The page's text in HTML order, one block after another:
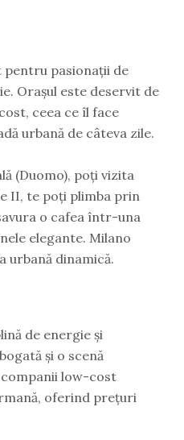
pasionații de
Orașul este deservit de
ceea ce îl face
urbană de câteva zile.
(Duomo), poți vizita
II, te poți plimba prin
o cafea într-una
elegante. Milano
urbană dinamică.
de energie și
și o scenă
low-cost
oferind prețuri